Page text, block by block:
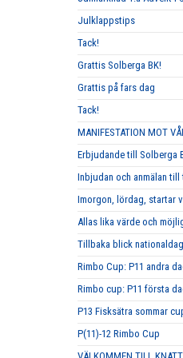
Julklappstips
Tack!
Grattis Solberga BK!
Grattis på fars dag
Tack!
MANIFESTATION MOT
Erbjudande till Solberga
Inbjudan och anmälan till
Imorgon, lördag, startar
Allas lika värde och
Tillbaka blick
Rimbo Cup: P11 andra
Rimbo cup: P11 första
P13 Fisksätra sommar
P(11)-12 Rimbo Cup